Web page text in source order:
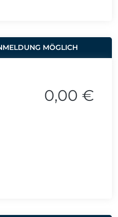
MÖGLICH
0,00 €